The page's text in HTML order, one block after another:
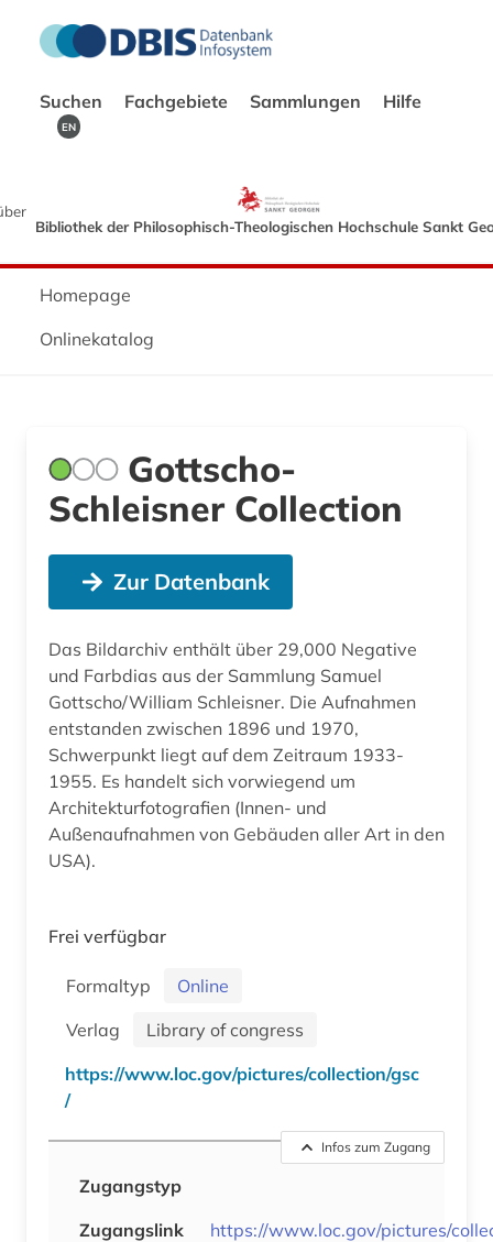
Suchen Fachgebiete Sammlungen Hilfe
EN
Bibliothek der Philosophisch-Theologischen Hochschule Sankt
Homepage
Onlinekatalog
Gottscho-
Schleisner Collection
Zur Datenbank
Das Bildarchiv enthält über 29,000 Negative
und Farbdias aus der Sammlung Samuel
Gottscho/William Schleisner. Die Aufnahmen
entstanden zwischen 1896 und 1970,
Schwerpunkt liegt auf dem Zeitraum 1933-
1955. Es handelt sich vorwiegend um
Architekturfotografien (Innen- und
Außenaufnahmen von Gebäuden aller Art in den
USA).
Frei verfügbar
Formaltyp
Online
Verlag
Library of congress
https://www.loc.gov/pictures/collection/gsc
/
Infos zum Zugang
Zugangstyp
Zugangslink
https://www.loc.gov/pictures/